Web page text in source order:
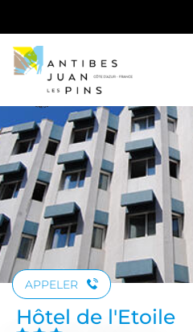
APPELER
Hôtel de l'Etoile